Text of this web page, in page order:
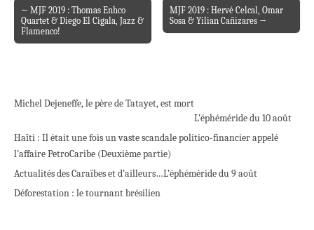
Post navigation
← MJF 2019 : Thomas Enhco
Quartet & Diego El Cigala, Jazz &
Flamenco!
MJF 2019 : Hervé Celcal, Omar
Sosa & Yilian Cañizares →
Michel Dejeneffe, le père de Tatayet, est mort
L’éphéméride du 10 août
Haïti : Il était une fois un vaste scandale politico-financier appelé
l’affaire PetroCaribe (Deuxième partie)
Actualités des Caraïbes et d’ailleurs…L’éphéméride du 9 août
Déforestation : le tournant brésilien